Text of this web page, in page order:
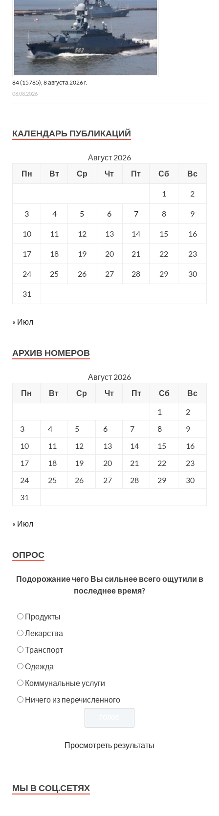
84 (15785), 8 августа 2026 г.
08.08.2026
КАЛЕНДАРЬ ПУБЛИКАЦИЙ
Август 2026
Пн
Вт Ср Чт Пт Сб Вс
1 2
3 4 5 6 7 8 9
10 11 12 13 14 15 16
17 18 19 20 21 22 23
24 25 26 27 28 29 30
31
« Июл
АРХИВ НОМЕРОВ
Август 2026
Пн
Вт Ср Чт Пт Сб
Вс
1
2
3
4 5 6 7 8
9
10
11 12 13 14 15
16
17
18 19 20 21 22
23
24
25 26 27 28 29
30
31
« Июл
ОПРОС
Подорожание чего Вы сильнее всего ощутили в
последнее время?
Продукты
Лекарства
Транспорт
Одежда
Коммунальные услуги
Ничего из перечисленного
Просмотреть результаты
МЫ В СОЦ.СЕТЯХ